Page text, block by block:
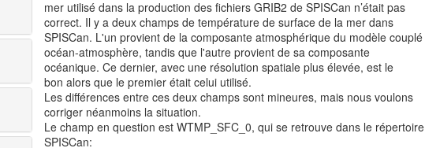
mer utilisé dans la production des fichiers GRIB2 de SPISCan n’était pas
correct. Il y a deux champs de température de surface de la mer dans
SPISCan. L'un provient de la composante atmosphérique du modèle couplé
océan-atmosphère, tandis que l'autre provient de sa composante
océanique. Ce dernier, avec une résolution spatiale plus élevée, est le
bon alors que le premier était celui utilisé.
Les différences entre ces deux champs sont mineures, mais nous voulons
corriger néanmoins la situation.
Le champ en question est WTMP_SFC_0, qui se retrouve dans le répertoire